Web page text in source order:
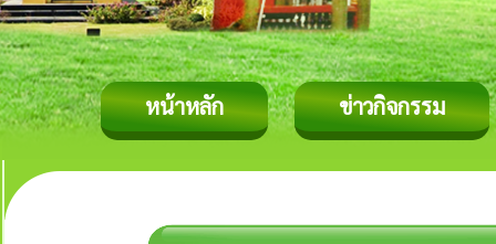
หน้าหลัก ข่าวกิจกรรม